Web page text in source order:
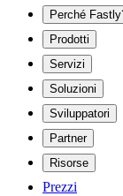
Perché
Prodotti
Servizi
Soluzioni
Sviluppatori
Partner
Risorse
Prezzi